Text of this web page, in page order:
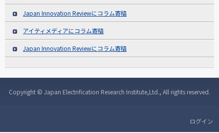
Japan Innovation Reviewにコラム寄稿
アイティメディアにコラム寄稿
Japan Innovation Reviewにコラム寄稿
Copyright © Japan Electrification Research Institute,Ltd., All rights reserved.
ログイン